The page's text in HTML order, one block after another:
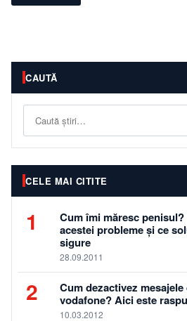
CAUTĂ
CELE MAI CITITE
1
Cum îmi măresc
acestei probleme și ce
sigure
28.09.2011
2
Cum dezactivez mesajele
vodafone? Aici este
10.03.2012